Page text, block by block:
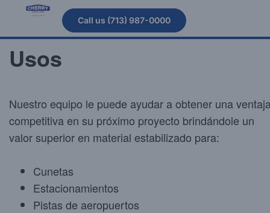
Call us (713) 987-0000
Usos
Nuestro equipo le puede ayudar a obtener una
competitiva en su próximo proyecto brindándole un
valor superior en material estabilizado para:
Cunetas
Estacionamientos
Pistas de aeropuertos